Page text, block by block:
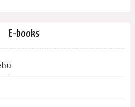
E-books